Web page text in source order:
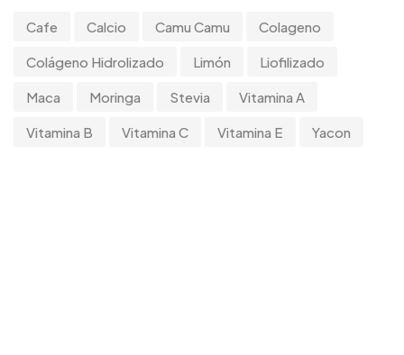
Cafe Calcio Camu Camu Colageno
Colágeno Hidrolizado Limón Liofilizado
Maca Moringa Stevia Vitamina A
Vitamina B Vitamina C Vitamina E Yacon